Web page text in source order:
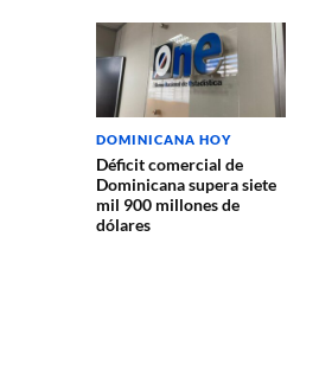
DOMINICANA HOY
Déficit comercial de
Dominicana supera siete
mil 900 millones de
dólares